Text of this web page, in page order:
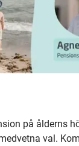
på ålderns
val.